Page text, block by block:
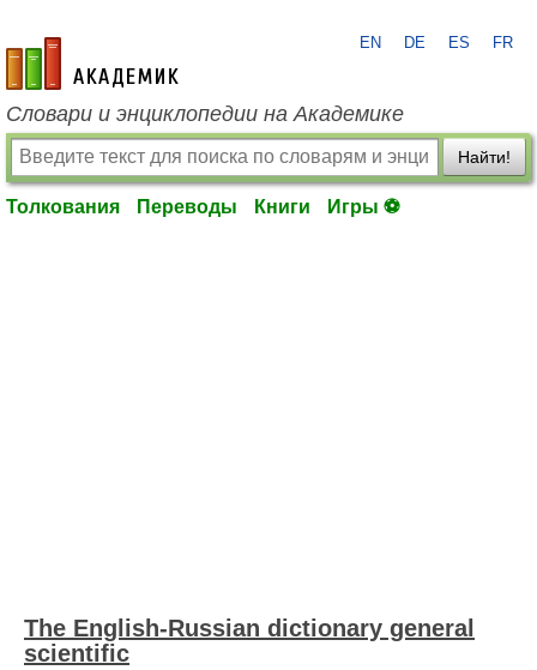
academic.ru
EN DE ES FR
Словари и энциклопедии на Академике
Найти!
Толкования Переводы Книги Игры ⚽
The English-Russian dictionary general
scientific